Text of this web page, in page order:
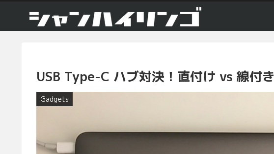
USB Type-C ハブ対決！直付け vs 線付き
Gadgets